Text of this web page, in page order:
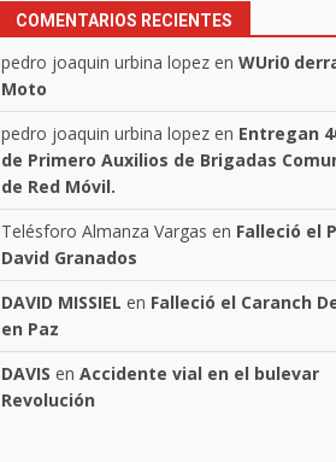
COMENTARIOS RECIENTES
pedro joaquin urbina lopez enWUri0
Moto
pedro joaquin urbina lopez en Entregan
de Primero Auxilios de Brigadas
de Red Móvil.
Telésforo Almanza Vargas en Falleció el
David Granados
DAVID MISSIEL en Falleció el Caranch
en Paz
DAVIS enAccidente vial en el bulevar
Revolución